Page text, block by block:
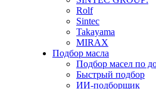
Rolf
Sintec
Takayama
MIRAX
Подбор масла
Подбор масел по
Быстрый подбор
ИИ-подборщик